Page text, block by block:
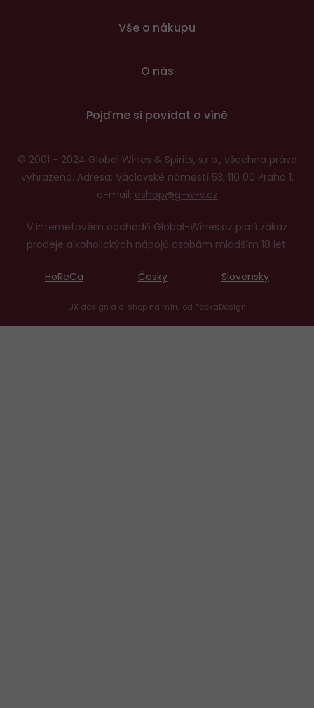
Vše o nákupu
O nás
Pojďme si povídat o víně
© 2001 - 2024 Global Wines & Spirits, s.r.o., všechna práva
vyhrazena. Adresa: Václavské náměstí 53, 110 00 Praha 1,
e-mail: eshop@g-w-s.cz
V internetovém obchodě Global-Wines.cz platí zákaz
prodeje alkoholických nápojů osobám mladším 18 let.
HoReCa Česky Slovensky
UX design a e-shop na míru od PeckaDesign